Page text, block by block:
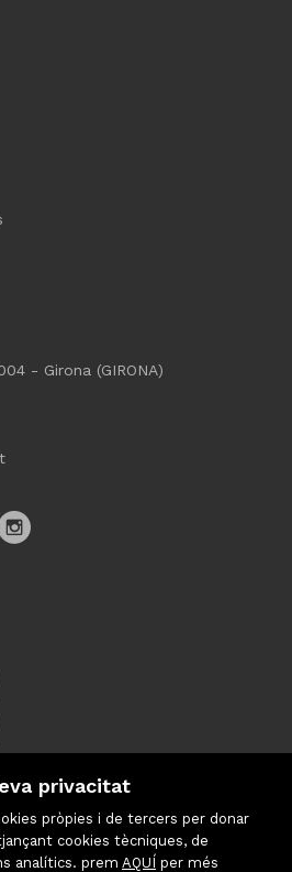
privacitat
pròpies i de tercers per donar
cookies tècniques, de
analítics. prem AQUÍ per més
- Girona (GIRONA)